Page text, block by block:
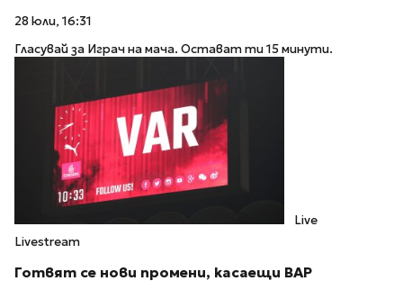
28 юли, 16:31
Гласувай за Играч на мача. Остават ти 15 минути.
Live
Livestream
Готвят се нови промени, касаещи ВАР